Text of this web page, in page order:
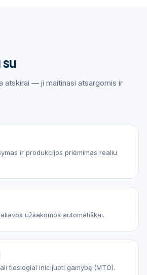
atskirai — ji maitinasi atsargomis ir
ir produkcijos priėmimas realiu
užsakomos automatiškai.
tiesiogiai inicijuoti gamybą (MTO).